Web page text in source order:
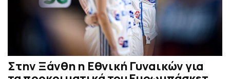
Στην Ξάνθη η Εθνική Γυναικών για